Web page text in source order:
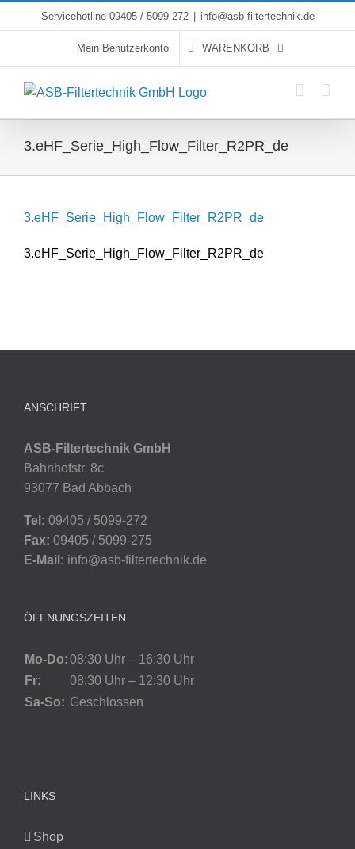
to
Servicehotline 09405 / 5099-272 info@asb-filtertechnik.de
Mein Benutzerkonto WARENKORB
3.eHF_Serie_High_Flow_Filter_R2PR_de
3.eHF_Serie_High_Flow_Filter_R2PR_de
3.eHF_Serie_High_Flow_Filter_R2PR_de
ANSCHRIFT
ASB-Filtertechnik GmbH
Bahnhofstr. 8c
93077 Bad Abbach
Tel: 09405 / 5099-272
Fax: 09405 / 5099-275
E-Mail: info@asb-filtertechnik.de
ÖFFNUNGSZEITEN
Mo-Do:08:30 Uhr – 16:30 Uhr
Fr:
08:30 Uhr – 12:30 Uhr
Sa-So: Geschlossen
LINKS
Shop